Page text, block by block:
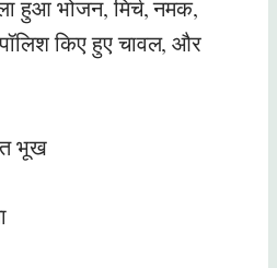
हुआ भोजन, मिर्च, नमक,
किए हुए चावल, और
भूख